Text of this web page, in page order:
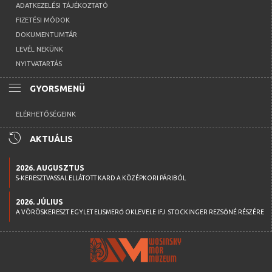
ADATKEZELÉSI TÁJÉKOZTATÓ
FIZETÉSI MÓDOK
DOKUMENTUMTÁR
LEVÉL NEKÜNK
NYITVATARTÁS
menu GYORSMENÜ
ELÉRHETŐSÉGEINK
history AKTUÁLIS
2026. AUGUSZTUS
S-KERESZTVASSAL ELLÁTOTT KARD A KÖZÉPKORI PÁRIBÓL
2026. JÚLIUS
A VÖRÖSKERESZT EGYLET ELISMERŐ OKLEVELE IFJ. STOCKINGER REZSŐNÉ RÉSZÉRE